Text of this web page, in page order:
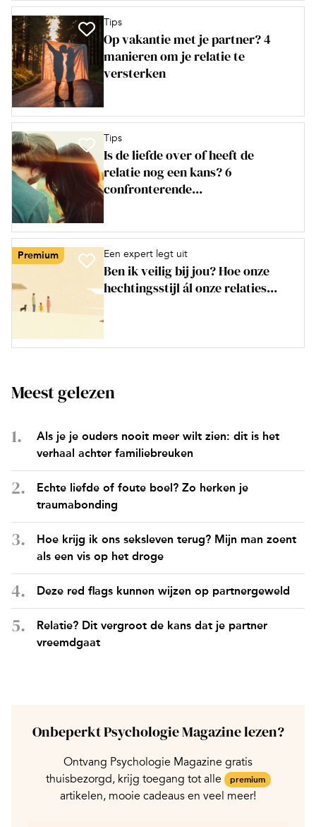
Tips
Op vakantie met je partner? 4
manieren om je relatie te
versterken
Tips
Is de liefde over of heeft de
relatie nog een kans? 6
confronterende...
Premium Een expert legt uit
Ben ik veilig bij jou? Hoe onze
hechtingsstijl ál onze relaties...
Meest gelezen
Als je je ouders nooit meer wilt zien: dit is het
verhaal achter familiebreuken
Echte liefde of foute boel? Zo herken je
traumabonding
Hoe krijg ik ons seksleven terug? Mijn man zoent
als een vis op het droge
Deze red flags kunnen wijzen op partnergeweld
Relatie? Dit vergroot de kans dat je partner
vreemdgaat
Onbeperkt Psychologie Magazine lezen?
Ontvang Psychologie Magazine gratis
thuisbezorgd, krijg toegang tot alle
premium
artikelen, mooie cadeaus en veel meer!